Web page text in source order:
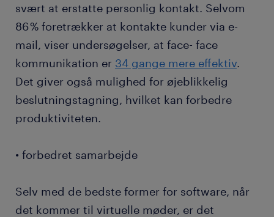
svært at erstatte personlig kontakt. Selvom
86 % foretrækker at kontakte kunder via e-
mail, viser undersøgelser, at face- face
kommunikation er 34 gange mere effektiv.
Det giver også mulighed for øjeblikkelig
beslutningstagning, hvilket kan forbedre
produktiviteten.
• forbedret samarbejde
Selv med de bedste former for software, når
det kommer til virtuelle møder, er det